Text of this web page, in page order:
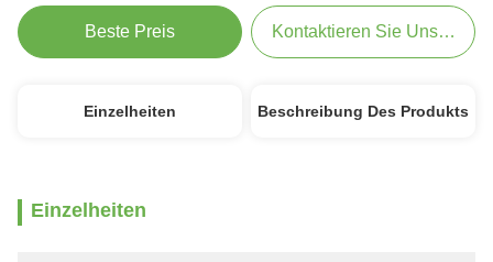
Beste Preis Kontaktieren Sie Uns Jetzt
Einzelheiten Beschreibung Des Produkts
Einzelheiten